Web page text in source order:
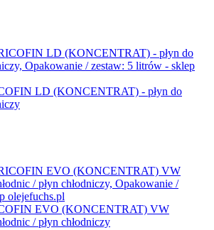
LD (KONCENTRAT) - płyn do
EVO (KONCENTRAT) VW
/ płyn chłodniczy